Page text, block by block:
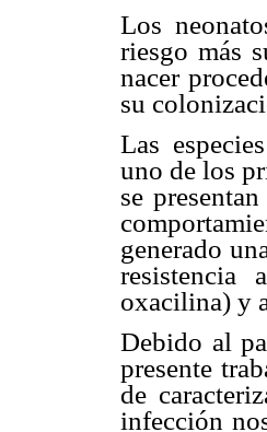
Los
riesgo más
nacer
su
Las
uno de los
se
generado
resistencia
oxacilina) y
Debido al
presente
de
infección